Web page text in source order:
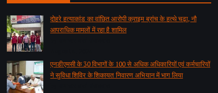
दोहरे हत्याकांड का वांछित आरोपी क्राइम ब्रांच के हत्थे चढ़ा, नौ
आपराधिक मामलों में रहा है शामिल
एनडीएमसी के 30 विभागों के 100 से अधिक अधिकारियों एवं कर्मचारियों
ने सुविधा शिविर के शिकायत निवारण अभियान में भाग लिया